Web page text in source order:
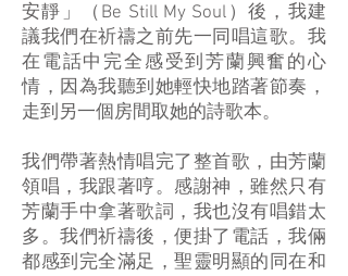
安靜」（Be Still My Soul）後，我建
議我們在祈禱之前先一同唱這歌。我
在電話中完全感受到芳蘭興奮的心
情，因為我聽到她輕快地踏著節奏，
走到另一個房間取她的詩歌本。
我們帶著熱情唱完了整首歌，由芳蘭
領唱，我跟著哼。感謝神，雖然只有
芳蘭手中拿著歌詞，我也沒有唱錯太
多。我們祈禱後，便掛了電話，我倆
都感到完全滿足，聖靈明顯的同在和